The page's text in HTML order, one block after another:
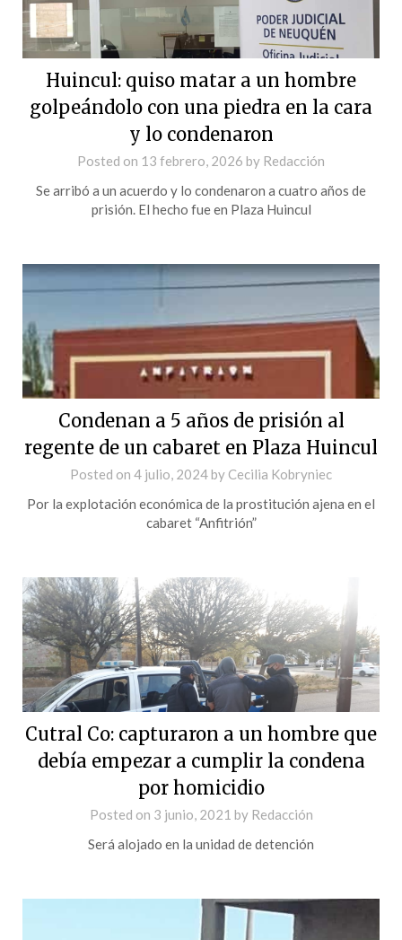
Huincul: quiso matar a un hombre
golpeándolo con una piedra en la cara
y lo condenaron
Posted on 13 febrero, 2026 by Redacción
Se arribó a un acuerdo y lo condenaron a cuatro años de
prisión. El hecho fue en Plaza Huincul
Condenan a 5 años de prisión al
regente de un cabaret en Plaza Huincul
Posted on 4 julio, 2024by Cecilia Kobryniec
Por la explotación económica de la prostitución ajena en el
cabaret “Anfitrión”
Cutral Co: capturaron a un hombre que
debía empezar a cumplir la condena
por homicidio
Posted on 3 junio, 2021 by Redacción
Será alojado en la unidad de detención